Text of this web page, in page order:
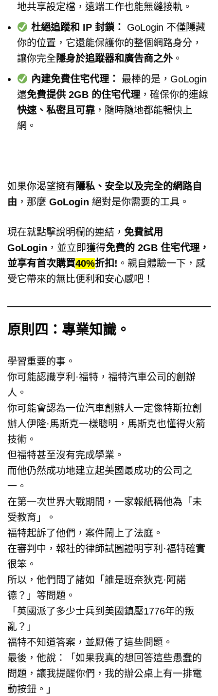
地共享設定檔，遠端工作也能無縫接軌。
杜絕追蹤和 IP 封鎖：
GoLogin 不僅隱藏
你的位置，它還能保護你的整個網路身分，
讓你完全隱身於追蹤器和廣告商之外 。
內建免費住宅代理：
最棒的是，GoLogin
還免費提供 2GB 的住宅代理 ，確保你的連線
快速、私密且可靠 ，隨時隨地都能暢快上
網。
如果你渴望擁有隱私、安全以及完全的網路自
由 ，那麼 GoLogin 絕對是你需要的工具。
現在就點擊說明欄的連結， 免費試用
GoLogin ，並立即獲得免費的 2GB 住宅代理，
並享有首次購買40%折扣! 。親自體驗一下，感
受它帶來的無比便利和安心感吧！
原則四：專業知識。
學習重要的事。
你可能認識亨利·福特，福特汽車公司的創辦
人。
你可能會認為一位汽車創辦人一定像特斯拉創
辦人伊隆·馬斯克一樣聰明，馬斯克也懂得火箭
技術。
但福特甚至沒有完成學業。
而他仍然成功地建立起美國最成功的公司之
一。
在第一次世界大戰期間，一家報紙稱他為「未
受教育」。
福特起訴了他們，案件鬧上了法庭。
在審判中，報社的律師試圖證明亨利·福特確實
很笨。
所以，他們問了諸如「誰是班奈狄克·阿諾
德？」等問題。
「英國派了多少士兵到美國鎮壓1776年的叛
亂？」
福特不知道答案，並厭倦了這些問題。
最後，他說：「如果我真的想回答這些愚蠢的
問題，讓我提醒你們，我的辦公桌上有一排電
動按鈕。」